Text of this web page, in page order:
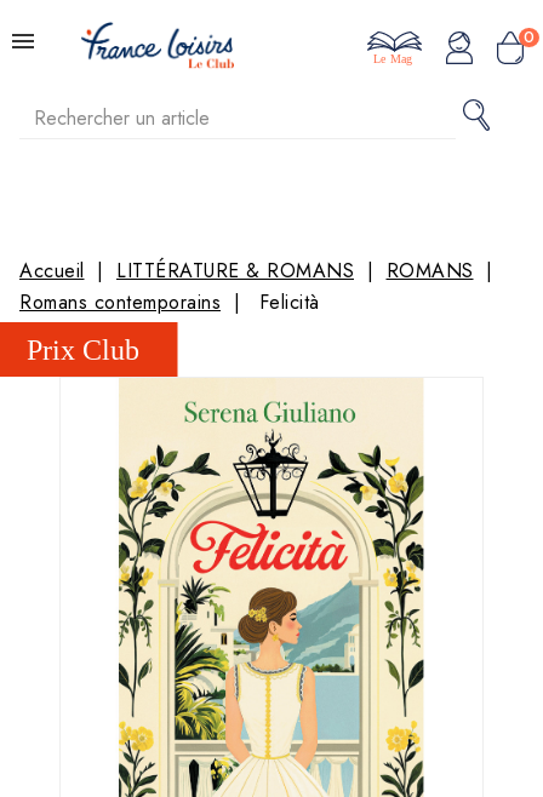
0
Le Mag
Accueil LITTÉRATURE & ROMANS
ROMANS
Romans contemporains
Felicità